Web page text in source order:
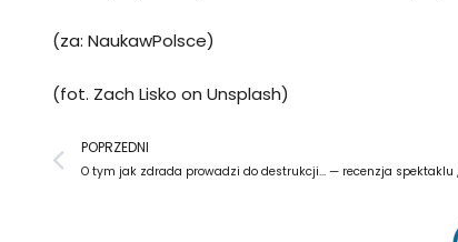
(za: NaukawPolsce)
(fot. Zach Lisko on Unsplash)
Prev
POPRZEDNI